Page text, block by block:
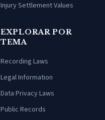
Injury Settlement Values
EXPLORAR POR
TEMA
Recording Laws
Legal Information
Data Privacy Laws
Public Records